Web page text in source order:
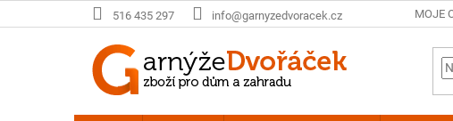
na
516 435 297 info@garnyzedvoracek.cz MOJE